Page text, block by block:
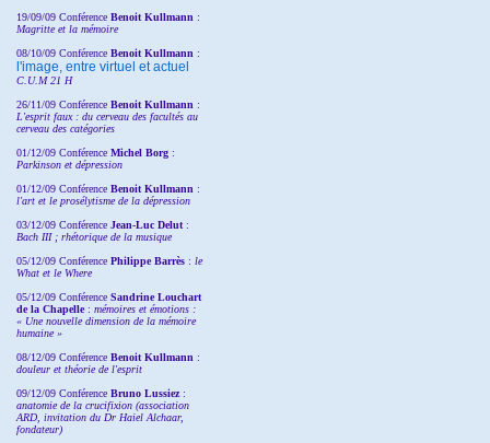
19/09/09 Conférence Benoit Kullmann :
Magritte et la mémoire
08/10/09 Conférence Benoit Kullmann :
l'image, entre virtuel et actuel
C.U.M 21 H
26/11/09 Conférence Benoit Kullmann :
L'esprit faux : du cerveau des facultés au
cerveau des catégories
01/12/09 Conférence Michel Borg :
Parkinson et dépression
01/12/09 Conférence Benoit Kullmann :
l'art et le prosélytisme de la dépression
03/12/09 Conférence Jean-Luc Delut :
Bach III ; rhétorique de la musique
05/12/09 Conférence Philippe Barrès : le
What et le Where
05/12/09 Conférence SandrineLouchart
de la Chapelle: mémoires et émotions :
« Une nouvelle dimension de la mémoire
humaine »
08/12/09 Conférence Benoit Kullmann :
douleur et théorie de l'esprit
09/12/09 Conférence Bruno Lussiez :
anatomie de la crucifixion (association
ARD, invitation du Dr Haiel Alchaar,
fondateur)